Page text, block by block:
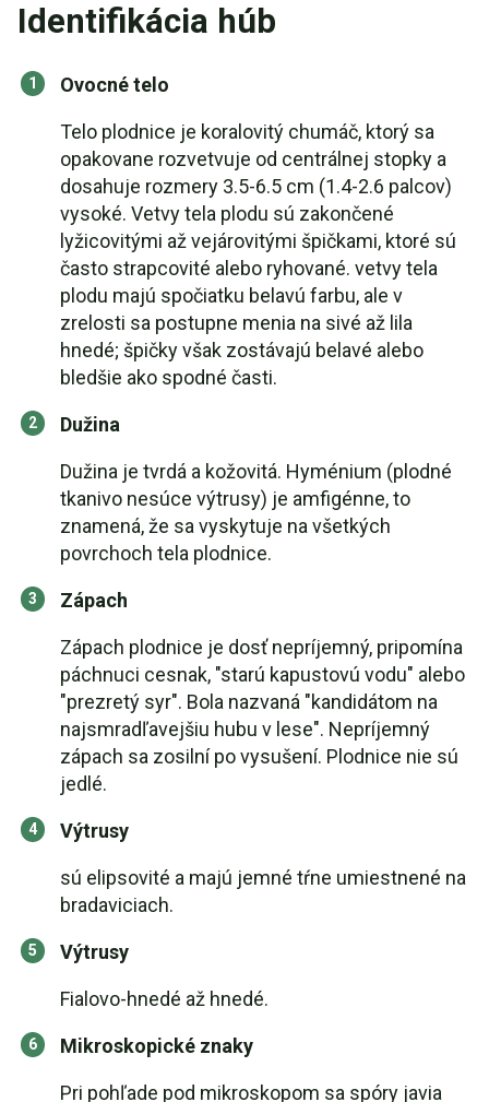
Identifikácia húb
Ovocné telo
Telo plodnice je koralovitý chumáč, ktorý sa
opakovane rozvetvuje od centrálnej stopky a
dosahuje rozmery 3.5-6.5 cm (1.4-2.6 palcov)
vysoké. Vetvy tela plodu sú zakončené
lyžicovitými až vejárovitými špičkami, ktoré sú
často strapcovité alebo ryhované. vetvy tela
plodu majú spočiatku belavú farbu, ale v
zrelosti sa postupne menia na sivé až lila
hnedé; špičky však zostávajú belavé alebo
bledšie ako spodné časti.
Dužina
Dužina je tvrdá a kožovitá. Hyménium (plodné
tkanivo nesúce výtrusy) je amfigénne, to
znamená, že sa vyskytuje na všetkých
povrchoch tela plodnice.
Zápach
Zápach plodnice je dosť nepríjemný, pripomína
páchnuci cesnak, "starú kapustovú vodu" alebo
"prezretý syr". Bola nazvaná "kandidátom na
najsmradľavejšiu hubu v lese". Nepríjemný
zápach sa zosilní po vysušení. Plodnice nie sú
jedlé.
Výtrusy
sú elipsovité a majú jemné tŕne umiestnené na
bradaviciach.
Výtrusy
Fialovo-hnedé až hnedé.
Mikroskopické znaky
Pri pohľade pod mikroskopom sa spóry javia